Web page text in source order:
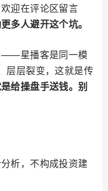
迎在评论区留言
多人避开这个坑。
——星播客是同一模
层层裂变，这就是传
给操盘手送钱。别
析，不构成投资建